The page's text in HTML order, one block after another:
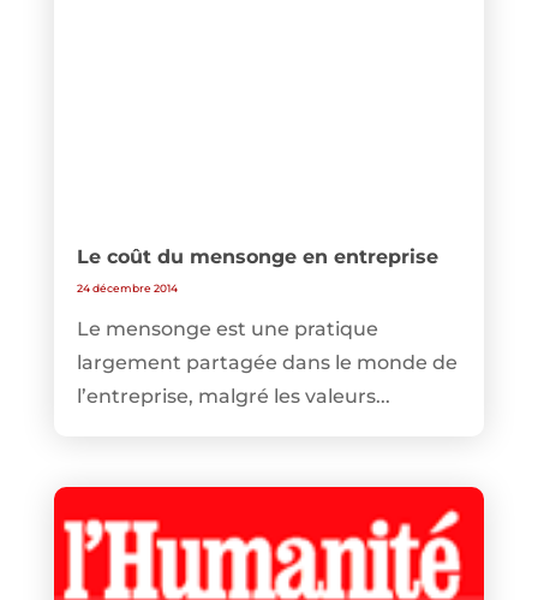
Le coût du mensonge en entreprise
24 décembre 2014
Le mensonge est une pratique
largement partagée dans le monde de
l’entreprise, malgré les valeurs...